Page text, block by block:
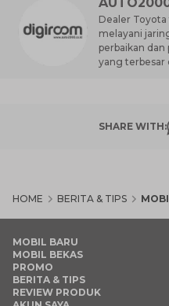
Dealer
melayani
perbaikan dan
yang terbesar
SHARE WITH:
HOME BERITA & TIPS
MOBIL BARU
MOBIL BEKAS
PROMO
BERITA & TIPS
REVIEW PRODUK